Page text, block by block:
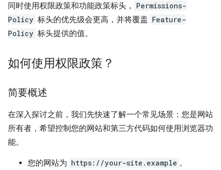
同时使用权限政策和功能政策标头，
Permissions-
Policy 标头的优先级会更高，并将覆盖 Feature-
Policy 标头提供的值。
如何使用权限政策？
简要概述
在深入探讨之前，我们先快速了解一个常见场景：您是网站
所有者，希望控制您的网站和第三方代码如何使用浏览器功
能。
您的网站为 https://your-site.example 。